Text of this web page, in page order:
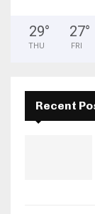
29°
THU
27°
FRI
Recent